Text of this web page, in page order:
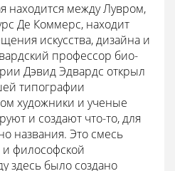
находится между Лувром,
Де Коммерс, находит
искусства, дизайна и
профессор био-
Дэвид Эдвардс открыл
типографии
художники и ученые
и создают что-то, для
названия. Это смесь
и философской
здесь было создано